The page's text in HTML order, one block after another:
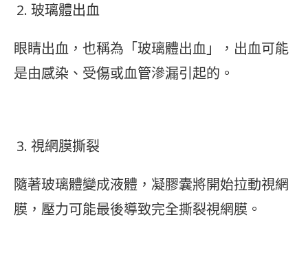
玻璃體出血
眼睛出血，也稱為「玻璃體出血」，出血可能
是由感染、受傷或血管滲漏引起的。
視網膜撕裂
隨著玻璃體變成液體，凝膠囊將開始拉動視網
膜，壓力可能最後導致完全撕裂視網膜。